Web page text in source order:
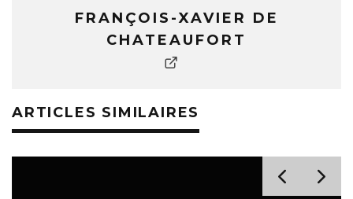
FRANÇOIS-XAVIER DE
CHATEAUFORT
ARTICLES SIMILAIRES